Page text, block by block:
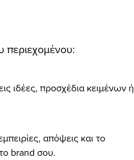
περιεχομένου:
ιδέες, προσχέδια κειμένων ή
απόψεις και το
brand σου.